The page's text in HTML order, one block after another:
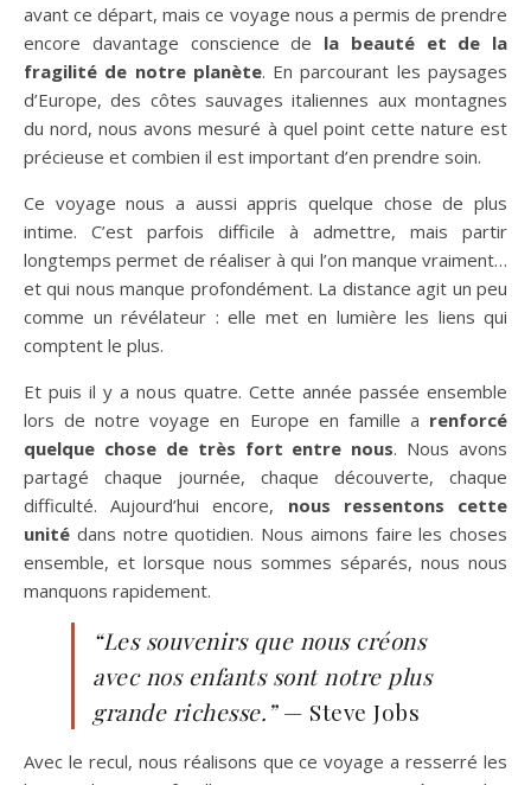
avant ce départ, mais ce voyage nous a permis de prendre
encore davantage conscience de la beauté et de la
fragilité de notre planète. En parcourant les paysages
d’Europe, des côtes sauvages italiennes aux montagnes
du nord, nous avons mesuré à quel point cette nature est
précieuse et combien il est important d’en prendre soin.
Ce voyage nous a aussi appris quelque chose de plus
intime. C’est parfois difficile à admettre, mais partir
longtemps permet de réaliser à qui l’on manque vraiment…
et qui nous manque profondément. La distance agit un peu
comme un révélateur : elle met en lumière les liens qui
comptent le plus.
Et puis il y a nous quatre. Cette année passée ensemble
lors de notre voyage en Europe en famille a renforcé
quelque chose de très fort entre nous. Nous avons
partagé chaque journée, chaque découverte, chaque
difficulté. Aujourd’hui encore, nous ressentons cette
unité dans notre quotidien. Nous aimons faire les choses
ensemble, et lorsque nous sommes séparés, nous nous
manquons rapidement.
“Les souvenirs que nous créons
avec nos enfants sont notre plus
grande richesse.”— Steve Jobs
Avec le recul, nous réalisons que ce voyage a resserré les